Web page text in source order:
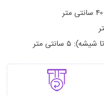
سانتی متر